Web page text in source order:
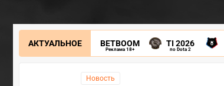
АКТУАЛЬНОЕ BETBOOM
Реклама 18+
TI 2026
по Dota 2
Новость